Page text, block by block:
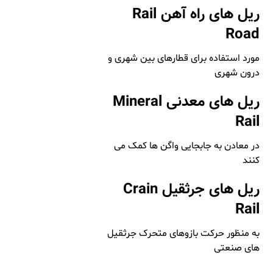
ریل های راه آهن Rail
Road
مورد استفاده برای قطارهای بین شهری و
درون شهری
ریل های معدنی Mineral
Rail
در معادن به جابجایی واگن ها کمک می
کنند
ریل های جرثقیل Crain
Rail
به منظور حرکت بازوهای متحرک جرثقیل
های صنعتی